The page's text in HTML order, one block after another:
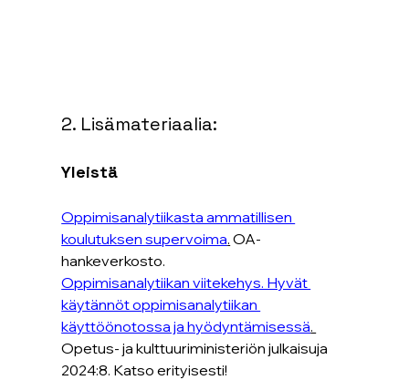
2. Lisämateriaalia:
Yleistä
Oppimisanalytiikasta ammatillisen
koulutuksen supervoima. OA-
hankeverkosto.
Oppimisanalytiikan viitekehys. Hyvät
käytännöt oppimisanalytiikan
käyttöönotossa ja hyödyntämisessä.
Opetus- ja kulttuuriministeriön julkaisuja
2024:8. Katso erityisesti!